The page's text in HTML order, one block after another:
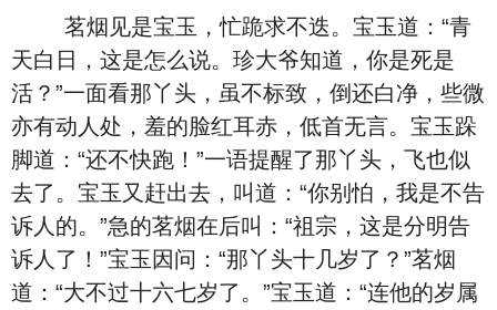
茗烟见是宝玉，忙跪求不迭。宝玉道：“青
天白日，这是怎么说。珍大爷知道，你是死是
活？”一面看那丫头，虽不标致，倒还白净，些微
亦有动人处，羞的脸红耳赤，低首无言。宝玉跺
脚道：“还不快跑！”一语提醒了那丫头，飞也似
去了。宝玉又赶出去，叫道：“你别怕，我是不告
诉人的。”急的茗烟在后叫：“祖宗，这是分明告
诉人了！”宝玉因问：“那丫头十几岁了？”茗烟
道：“大不过十六七岁了。”宝玉道：“连他的岁属